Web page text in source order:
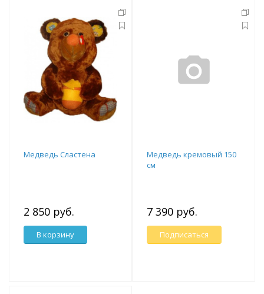
Медведь Сластена
2 850 руб.
В корзину
Медведь кремовый 150
см
7 390 руб.
Подписаться